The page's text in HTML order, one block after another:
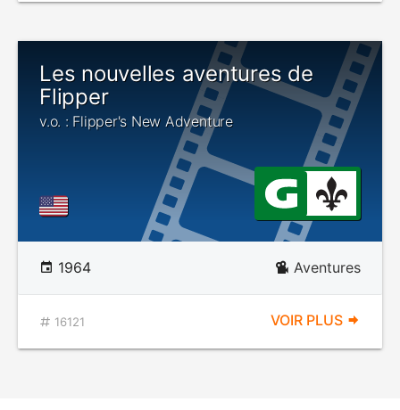
Les nouvelles aventures de
Flipper
v.o. : Flipper's New Adventure
1964 Aventures
16121 VOIR PLUS